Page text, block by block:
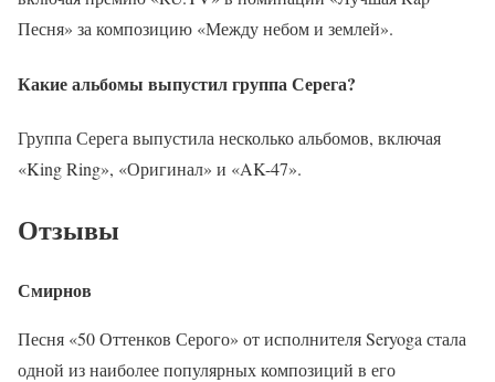
Песня» за композицию «Между небом и землей».
Какие альбомы выпустил группа Серега?
Группа Серега выпустила несколько альбомов, включая
«King Ring», «Оригинал» и «AK-47».
Отзывы
Смирнов
Песня «50 Оттенков Серого» от исполнителя Seryoga стала
одной из наиболее популярных композиций в его